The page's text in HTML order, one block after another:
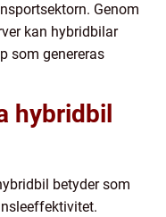
Genom
kan hybridbilar
som genereras
hybridbil
betyder som